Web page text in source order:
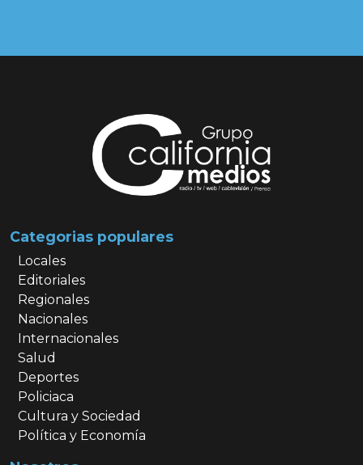
Categorias populares
Locales
Editoriales
Regionales
Nacionales
Internacionales
Salud
Deportes
Policiaca
Cultura y Sociedad
Política y Economía